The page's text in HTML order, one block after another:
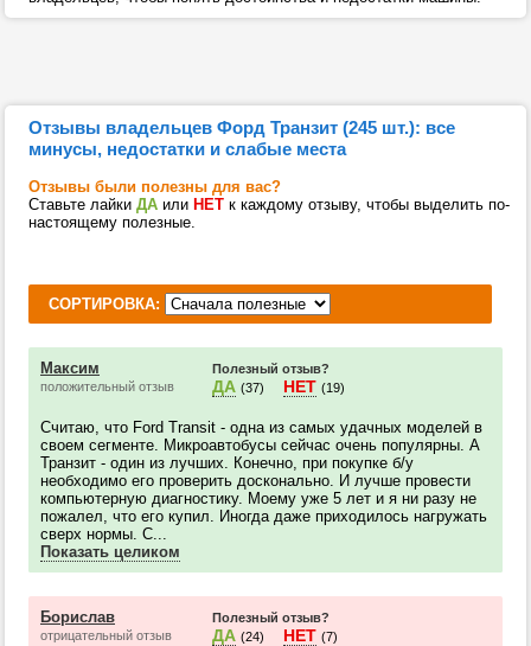
Отзывы владельцев Форд Транзит (245 шт.): все
минусы, недостатки и слабые места
Отзывы были полезны для вас?
Ставьте лайки ДА или НЕТ к каждому отзыву, чтобы выделить по-
настоящему полезные.
СОРТИРОВКА:
Максим
положительный отзыв
Полезный отзыв?
ДА (37) НЕТ (19)
Считаю, что Ford Transit - одна из самых удачных моделей в
своем сегменте. Микроавтобусы сейчас очень популярны. А
Транзит - один из лучших. Конечно, при покупке б/у
необходимо его проверить досконально. И лучше провести
компьютерную диагностику. Моему уже 5 лет и я ни разу не
пожалел, что его купил. Иногда даже приходилось нагружать
сверх нормы. С...
Показать целиком
Борислав
отрицательный отзыв
Полезный отзыв?
ДА (24) НЕТ (7)